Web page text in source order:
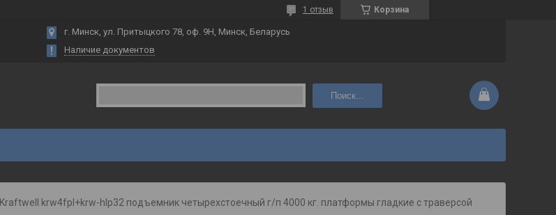
Корзина
1 отзыв
г. Минск, ул. Притыцкого 78, оф. 9Н, Минск, Беларусь
Наличие документов
Поиск...
Kraftwell krw4fpl+krw-hlp32 подъемник четырехстоечный г/п 4000 кг. платформы гладкие с траверсой